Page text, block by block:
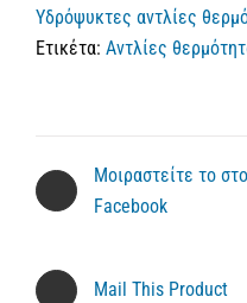
Υδρόψυκτες αντλίες
Ετικέτα: Αντλίες
Μοιραστείτε το στο
Facebook
Mail This Product